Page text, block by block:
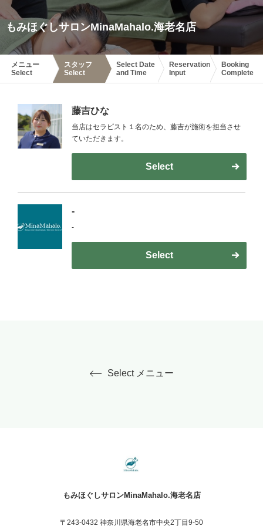
もみほぐしサロンMinaMahalo.海老名店
メニュー
Select
スタッフ
Select
Select Date
and Time
Reservation
Input
Booking
Complete
藤吉ひな
当店はセラピスト１名のため、藤吉が施術を担当させ
ていただきます。
Select
-
-
Select
Select メニュー
もみほぐしサロンMinaMahalo.海老名店
〒243-0432 神奈川県海老名市中央2丁目9-50